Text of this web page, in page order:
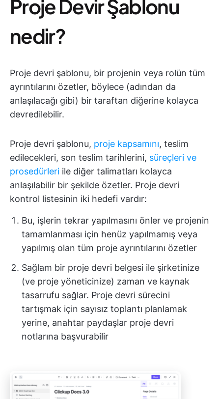
Proje Devir Şablonu
nedir?
Proje devri şablonu, bir projenin veya rolün tüm
ayrıntılarını özetler, böylece (adından da
anlaşılacağı gibi) bir taraftan diğerine kolayca
devredilebilir.
Proje devri şablonu, proje kapsamını, teslim
edilecekleri, son teslim tarihlerini, süreçleri ve
prosedürleri ile diğer talimatları kolayca
anlaşılabilir bir şekilde özetler. Proje devri
kontrol listesinin iki hedefi vardır:
Bu, işlerin tekrar yapılmasını önler ve projenin
tamamlanması için henüz yapılmamış veya
yapılmış olan tüm proje ayrıntılarını özetler
Sağlam bir proje devri belgesi ile şirketinize
(ve proje yöneticinize) zaman ve kaynak
tasarrufu sağlar. Proje devri sürecini
tartışmak için sayısız toplantı planlamak
yerine, anahtar paydaşlar proje devri
notlarına başvurabilir